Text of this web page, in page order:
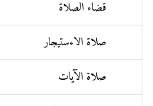
قضاء الصلاة
صلاة الاءستيجار
صلاة الآيات